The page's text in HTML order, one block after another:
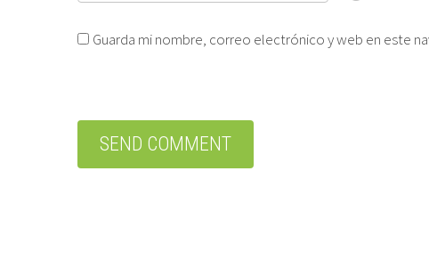
Guarda mi nombre, correo electrónico y web en este